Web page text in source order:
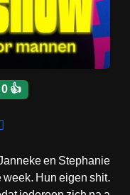
سوالات
متداول
👍 0
en Stephanie
Hun eigen shit.